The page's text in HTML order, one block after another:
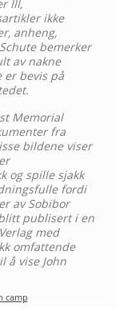
III,
ikke
anheng,
bemerker
av nakne
er bevis på
Memorial
fra
bildene viser
og spille sjakk
fordi
av Sobibor
publisert i en
med
omfattende
å vise John
camp